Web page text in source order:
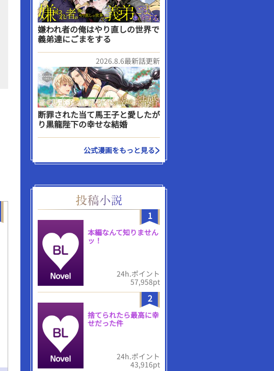
嫌われ者の俺はやり直しの世界で
義弟達にごまをする
2026.8.6最新話更新
断罪された当て馬王子と愛したが
り黒龍陛下の幸せな結婚
公式漫画をもっと見る
1
本編なんて知りません
ッ！
24h.ポイント
57,958pt
2
捨てられたら最高に幸
せだった件
24h.ポイント
43,916pt